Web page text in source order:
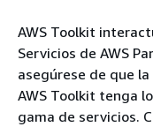
AWS Toolkit
Servicios de AWS
asegúrese de que
AWS Toolkit tenga
gama de servicios.